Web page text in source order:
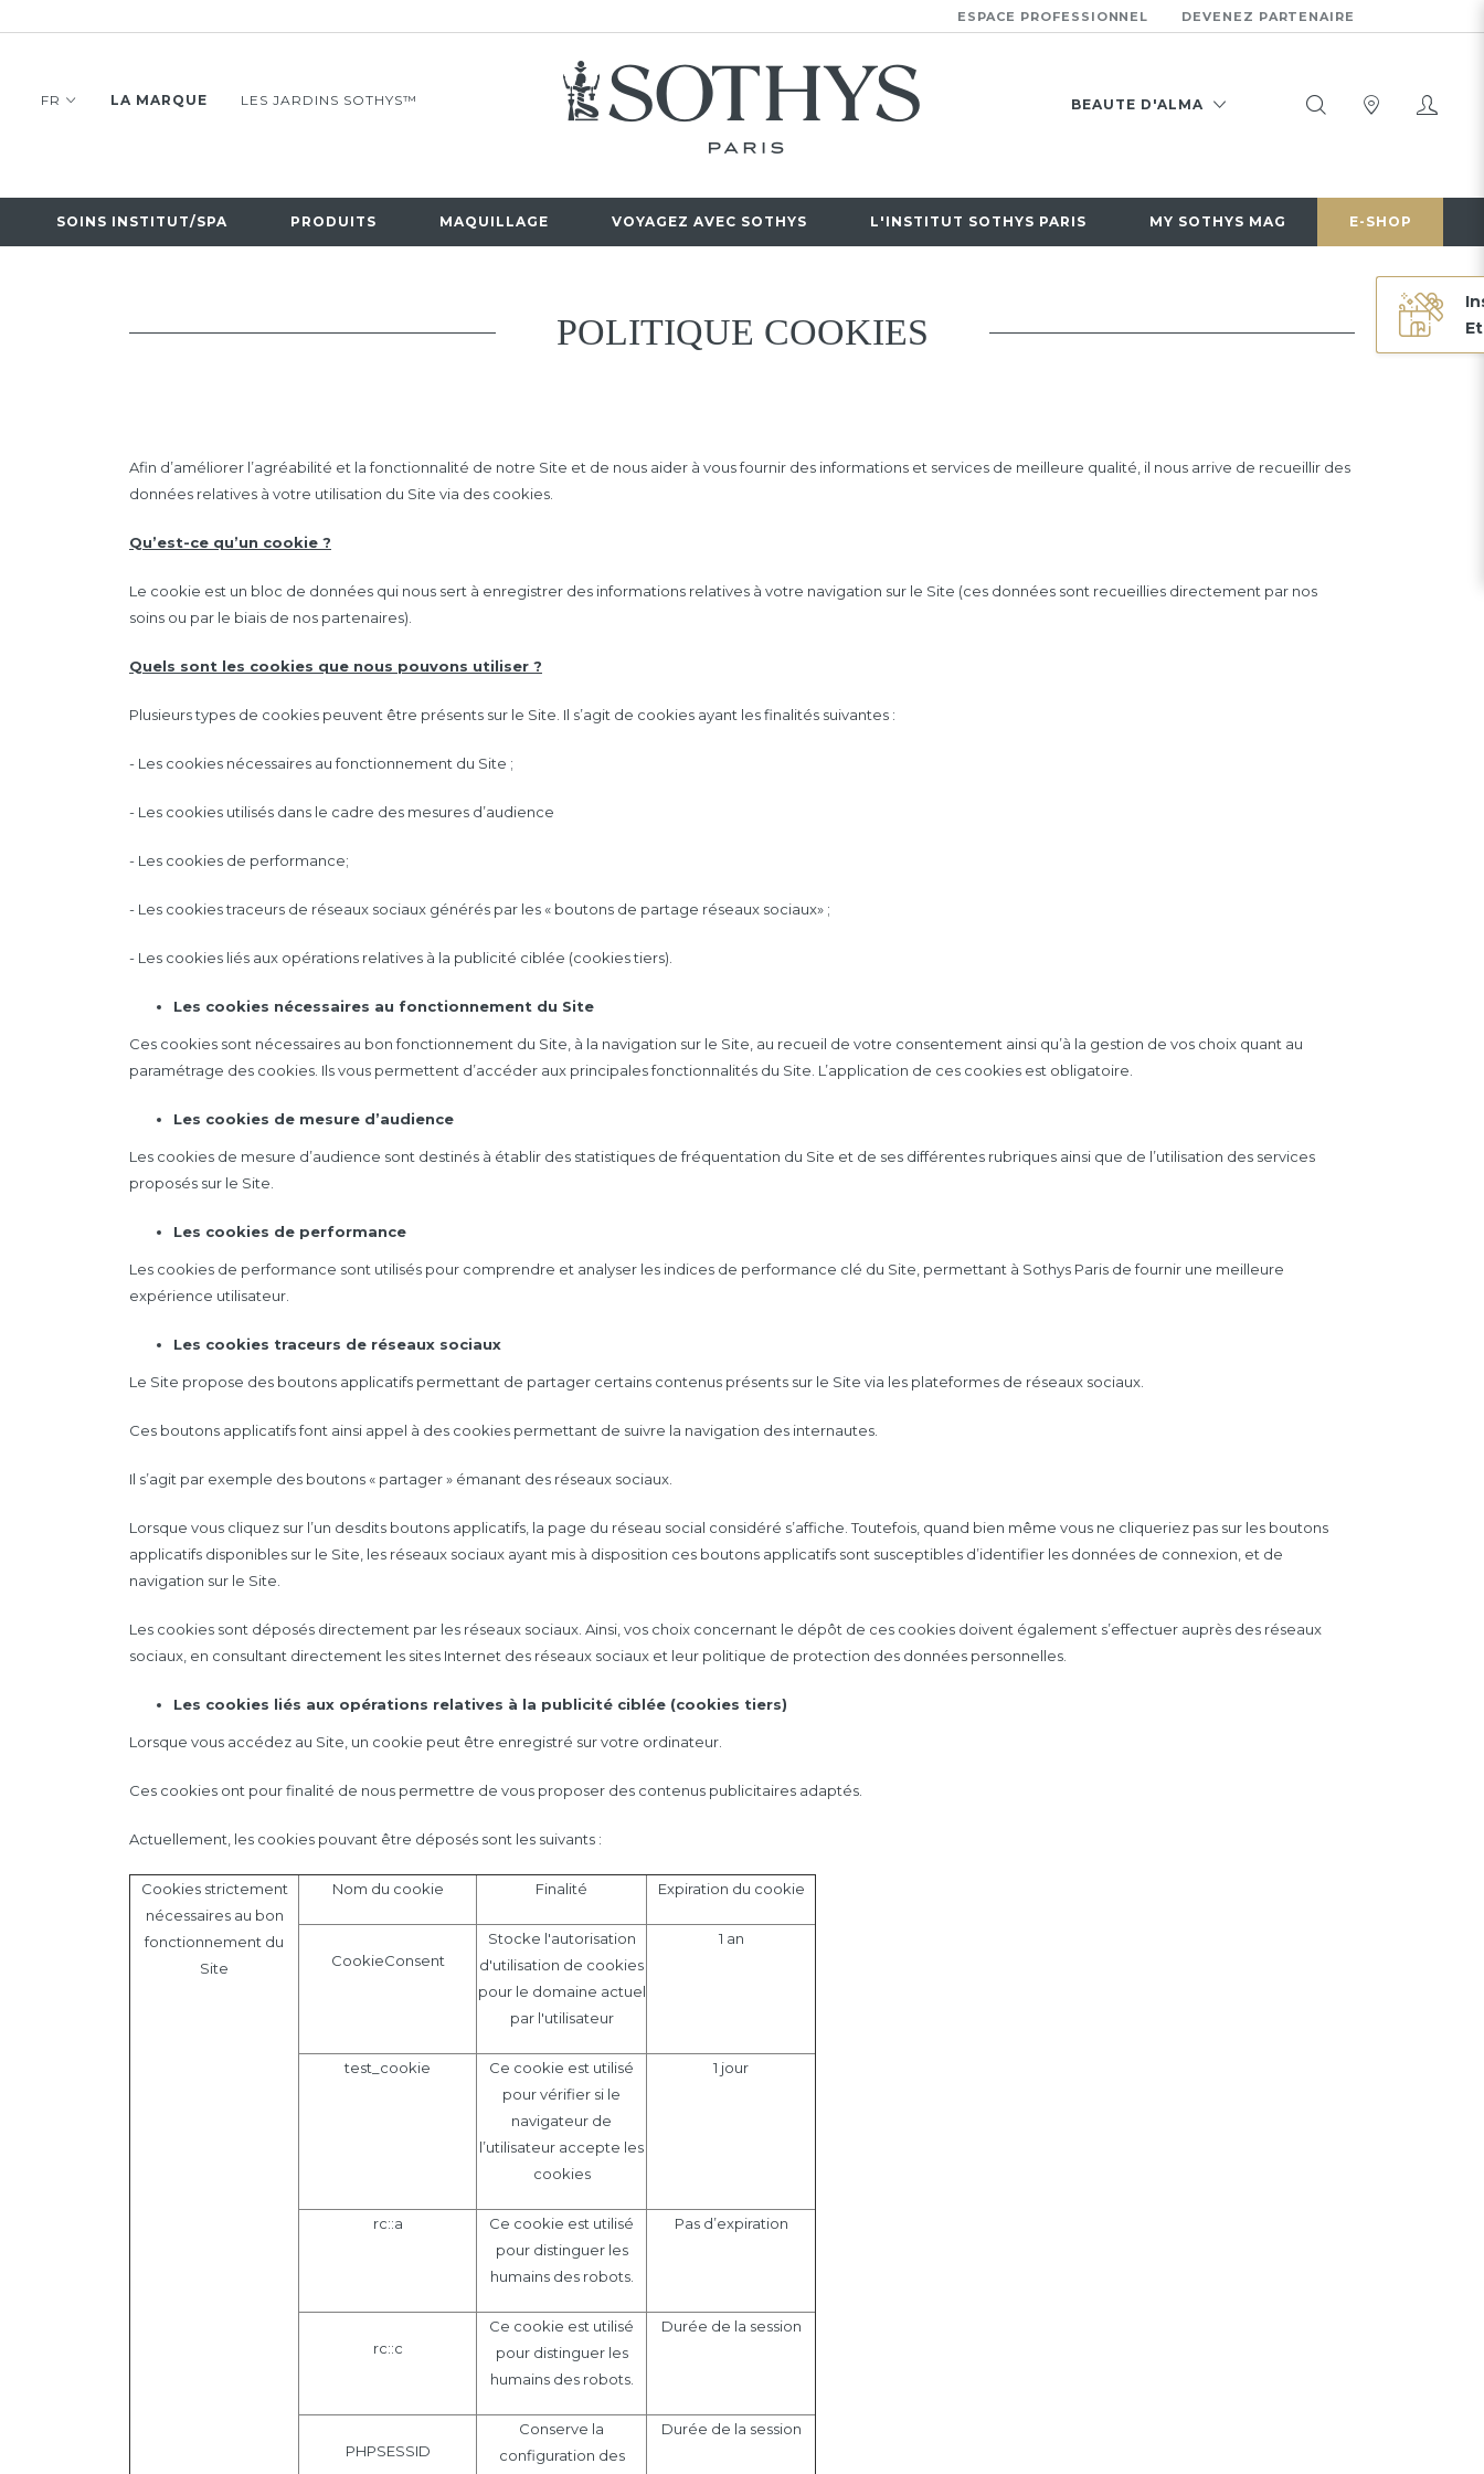
ESPACE PROFESSIONNEL DEVENEZ PARTENAIRE
FR LA MARQUE LES JARDINS SOTHYS™ BEAUTE D'ALMA
0556446047
SOINS INSTITUT/SPA PRODUITS MAQUILLAGE VOYAGEZ AVEC SOTHYS L'INSTITUT SOTHYS PARIS MY SOTHYS MAG E-SHOP
POLITIQUE COOKIES
Afin d’améliorer l’agréabilité et la fonctionnalité de notre Site et de nous aider à vous fournir des informations et services de meilleure qualité, il nous arrive de recueillir des
données relatives à votre utilisation du Site via des cookies.
Qu’est-ce qu’un cookie ?
Le cookie est un bloc de données qui nous sert à enregistrer des informations relatives à votre navigation sur le Site (ces données sont recueillies directement par nos
soins ou par le biais de nos partenaires).
Quels sont les cookies que nous pouvons utiliser ?
Plusieurs types de cookies peuvent être présents sur le Site. Il s’agit de cookies ayant les finalités suivantes :
- Les cookies nécessaires au fonctionnement du Site ;
- Les cookies utilisés dans le cadre des mesures d’audience
- Les cookies de performance;
- Les cookies traceurs de réseaux sociaux générés par les « boutons de partage réseaux sociaux» ;
- Les cookies liés aux opérations relatives à la publicité ciblée (cookies tiers).
Les cookies nécessaires au fonctionnement du Site
Ces cookies sont nécessaires au bon fonctionnement du Site, à la navigation sur le Site, au recueil de votre consentement ainsi qu’à la gestion de vos choix quant au
paramétrage des cookies. Ils vous permettent d’accéder aux principales fonctionnalités du Site. L’application de ces cookies est obligatoire.
Les cookies de mesure d’audience
Les cookies de mesure d’audience sont destinés à établir des statistiques de fréquentation du Site et de ses différentes rubriques ainsi que de l’utilisation des services
proposés sur le Site.
Les cookies de performance
Les cookies de performance sont utilisés pour comprendre et analyser les indices de performance clé du Site, permettant à Sothys Paris de fournir une meilleure
expérience utilisateur.
Les cookies traceurs de réseaux sociaux
Le Site propose des boutons applicatifs permettant de partager certains contenus présents sur le Site via les plateformes de réseaux sociaux.
Ces boutons applicatifs font ainsi appel à des cookies permettant de suivre la navigation des internautes.
Il s’agit par exemple des boutons « partager » émanant des réseaux sociaux.
Lorsque vous cliquez sur l’un desdits boutons applicatifs, la page du réseau social considéré s’affiche. Toutefois, quand bien même vous ne cliqueriez pas sur les boutons
applicatifs disponibles sur le Site, les réseaux sociaux ayant mis à disposition ces boutons applicatifs sont susceptibles d’identifier les données de connexion, et de
navigation sur le Site.
Les cookies sont déposés directement par les réseaux sociaux. Ainsi, vos choix concernant le dépôt de ces cookies doivent également s’effectuer auprès des réseaux
sociaux, en consultant directement les sites Internet des réseaux sociaux et leur politique de protection des données personnelles.
Les cookies liés aux opérations relatives à la publicité ciblée (cookies tiers)
Lorsque vous accédez au Site, un cookie peut être enregistré sur votre ordinateur.
Ces cookies ont pour finalité de nous permettre de vous proposer des contenus publicitaires adaptés.
Actuellement, les cookies pouvant être déposés sont les suivants :
Cookies strictement
nécessaires au bon
fonctionnement du
Site
Nom du cookie Finalité Expiration du cookie
CookieConsent
Stocke l'autorisation
d'utilisation de cookies
pour le domaine actuel
par l'utilisateur
1 an
test_cookie
Ce cookie est utilisé
pour vérifier si le
navigateur de
l’utilisateur accepte les
cookies
1 jour
rc::a
Ce cookie est utilisé
pour distinguer les
humains des robots.
Pas d’expiration
rc::c
Ce cookie est utilisé
pour distinguer les
humains des robots.
Durée de la session
PHPSESSID
Conserve la
configuration des
Durée de la session